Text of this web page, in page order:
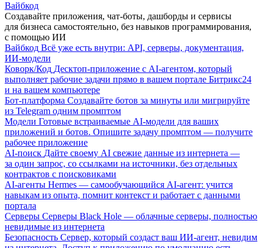
Вайбкод
Создавайте приложения, чат-боты, дашборды и сервисы
для бизнеса самостоятельно, без навыков программирования,
с помощью ИИ
Вайбкод Всё уже есть внутри: API, серверы, документация,
ИИ-модели
Коворк/Код Десктоп-приложение с AI-агентом, который
выполняет рабочие задачи прямо в вашем портале Битрикс24
и на вашем компьютере
Бот-платформа Создавайте ботов за минуты или мигрируйте
из Telegram одним промптом
Модели Готовые встраиваемые AI-модели для ваших
приложений и ботов. Опишите задачу промптом — получите
рабочее приложение
AI-поиск Дайте своему AI свежие данные из интернета —
за один запрос, со ссылками на источники, без отдельных
контрактов с поисковиками
AI-агенты Hermes — самообучающийся AI-агент: учится
навыкам из опыта, помнит контекст и работает с данными
портала
Серверы Серверы Black Hole — облачные серверы, полностью
невидимые из интернета
Безопасность Сервер, который создаст ваш ИИ-агент, невидим